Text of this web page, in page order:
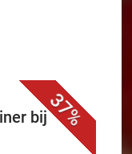
37%
bij